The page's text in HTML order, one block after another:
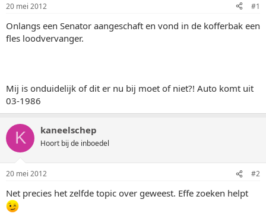
a
r
e
u
20 mei 2012 #1
Onlangs een Senator aangeschaft en vond in de kofferbak een
fles loodvervanger.
Mij is onduidelijk of dit er nu bij moet of niet?! Auto komt uit
03-1986
K kaneelschep
Hoort bij de inboedel
20 mei 2012 #2
Net precies het zelfde topic over geweest. Effe zoeken helpt